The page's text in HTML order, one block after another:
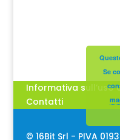
Informativa sull’uso
Contatti
© 16Bit Srl - PIVA
Se